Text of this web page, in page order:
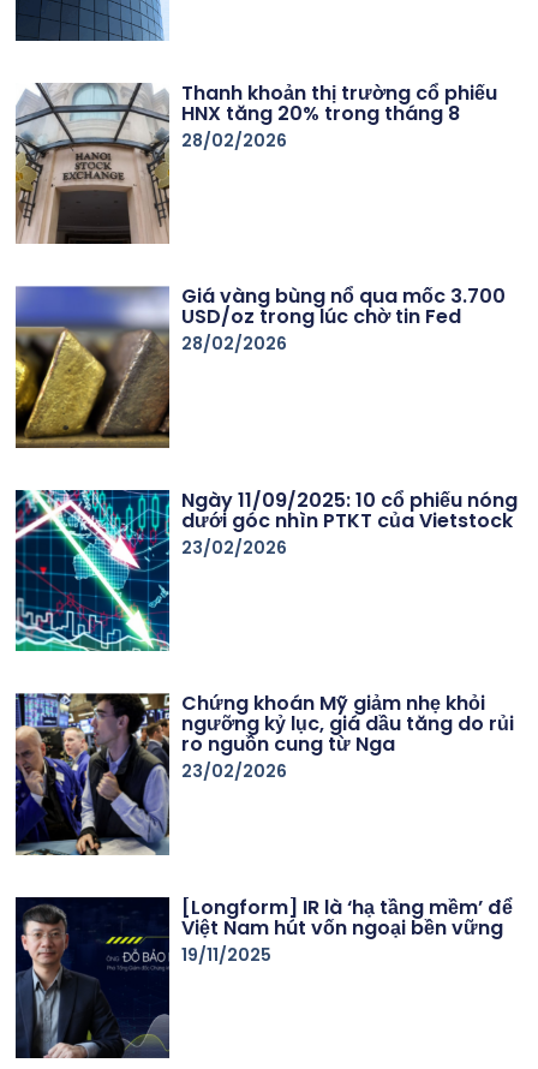
Thanh khoản thị trường cổ phiếu
HNX tăng 20% trong tháng 8
28/02/2026
Giá vàng bùng nổ qua mốc 3.700
USD/oz trong lúc chờ tin Fed
28/02/2026
Ngày 11/09/2025: 10 cổ phiếu nóng
dưới góc nhìn PTKT của Vietstock
23/02/2026
Chứng khoán Mỹ giảm nhẹ khỏi
ngưỡng kỷ lục, giá dầu tăng do rủi
ro nguồn cung từ Nga
23/02/2026
[Longform] IR là ‘hạ tầng mềm’ để
Việt Nam hút vốn ngoại bền vững
19/11/2025